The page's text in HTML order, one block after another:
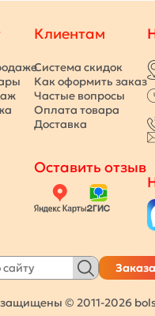
Клиентам
Система скидок
Как оформить заказ
Частые вопросы
Оплата товара
Доставка
Оставить отзыв
защищены © 2011-2026